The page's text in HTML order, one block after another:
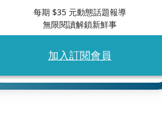
每期 $35元動態話題報導
無限閱讀解鎖新鮮事
加入訂閱會員